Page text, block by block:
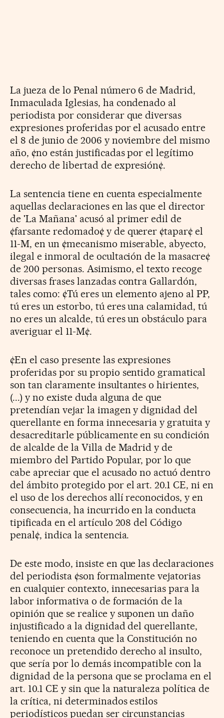
La jueza de lo Penal número 6 de Madrid,
Inmaculada Iglesias, ha condenado al
periodista por considerar que diversas
expresiones proferidas por el acusado entre
el 8 de junio de 2006 y noviembre del mismo
año, ¢no están justificadas por el legítimo
derecho de libertad de expresión¢.
La sentencia tiene en cuenta especialmente
aquellas declaraciones en las que el director
de 'La Mañana' acusó al primer edil de
¢farsante redomado¢ y de querer ¢tapar¢ el
11-M, en un ¢mecanismo miserable, abyecto,
ilegal e inmoral de ocultación de la masacre¢
de 200 personas. Asimismo, el texto recoge
diversas frases lanzadas contra Gallardón,
tales como: ¢Tú eres un elemento ajeno al PP,
tú eres un estorbo, tú eres una calamidad, tú
no eres un alcalde, tú eres un obstáculo para
averiguar el 11-M¢.
¢En el caso presente las expresiones
proferidas por su propio sentido gramatical
son tan claramente insultantes o hirientes,
(...) y no existe duda alguna de que
pretendían vejar la imagen y dignidad del
querellante en forma innecesaria y gratuita y
desacreditarle públicamente en su condición
de alcalde de la Villa de Madrid y de
miembro del Partido Popular, por lo que
cabe apreciar que el acusado no actuó dentro
del ámbito protegido por el art. 20.1 CE, ni en
el uso de los derechos allí reconocidos, y en
consecuencia, ha incurrido en la conducta
tipificada en el artículo 208 del Código
penal¢, indica la sentencia.
De este modo, insiste en que las declaraciones
del periodista ¢son formalmente vejatorias
en cualquier contexto, innecesarias para la
labor informativa o de formación de la
opinión que se realice y suponen un daño
injustificado a la dignidad del querellante,
teniendo en cuenta que la Constitución no
reconoce un pretendido derecho al insulto,
que sería por lo demás incompatible con la
dignidad de la persona que se proclama en el
art. 10.1 CE y sin que la naturaleza política de
la crítica, ni determinados estilos
periodísticos puedan ser circunstancias